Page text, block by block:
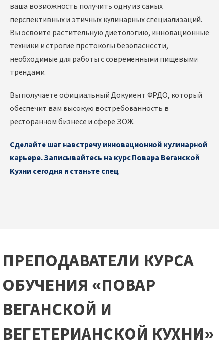
ваша возможность получить одну из самых
перспективных и этичных кулинарных специализаций.
Вы освоите растительную диетологию, инновационные
техники и строгие протоколы безопасности,
необходимые для работы с современными пищевыми
трендами.
Вы получаете официальный Документ ФРДО, который
обеспечит вам высокую востребованность в
ресторанном бизнесе и сфере ЗОЖ.
Сделайте шаг навстречу инновационной кулинарной
карьере. Записывайтесь на курс Повара Веганской
Кухни сегодня и станьте спец
ПРЕПОДАВАТЕЛИ КУРСА
ОБУЧЕНИЯ «ПОВАР
ВЕГАНСКОЙ И
ВЕГЕТЕРИАНСКОЙ КУХНИ»